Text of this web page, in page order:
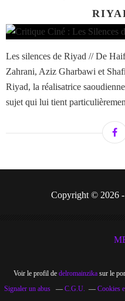
Les silences de Riyad // De
Zahrani, Aziz Gharbawi et
Riyad, la réalisatrice
sujet qui lui tient
Copyright © 2026
Voir le profil de delromainzikasur le
Signaler un abus
C.G.U. Cookies